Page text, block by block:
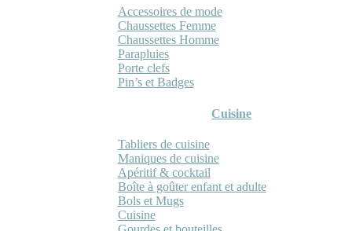
Accessoires de mode
Chaussettes Femme
Chaussettes Homme
Parapluies
Porte clefs
Pin’s et Badges
Cuisine
Tabliers de cuisine
Maniques de cuisine
Apéritif & cocktail
Boîte à goûter enfant et adulte
Bols et Mugs
Cuisine